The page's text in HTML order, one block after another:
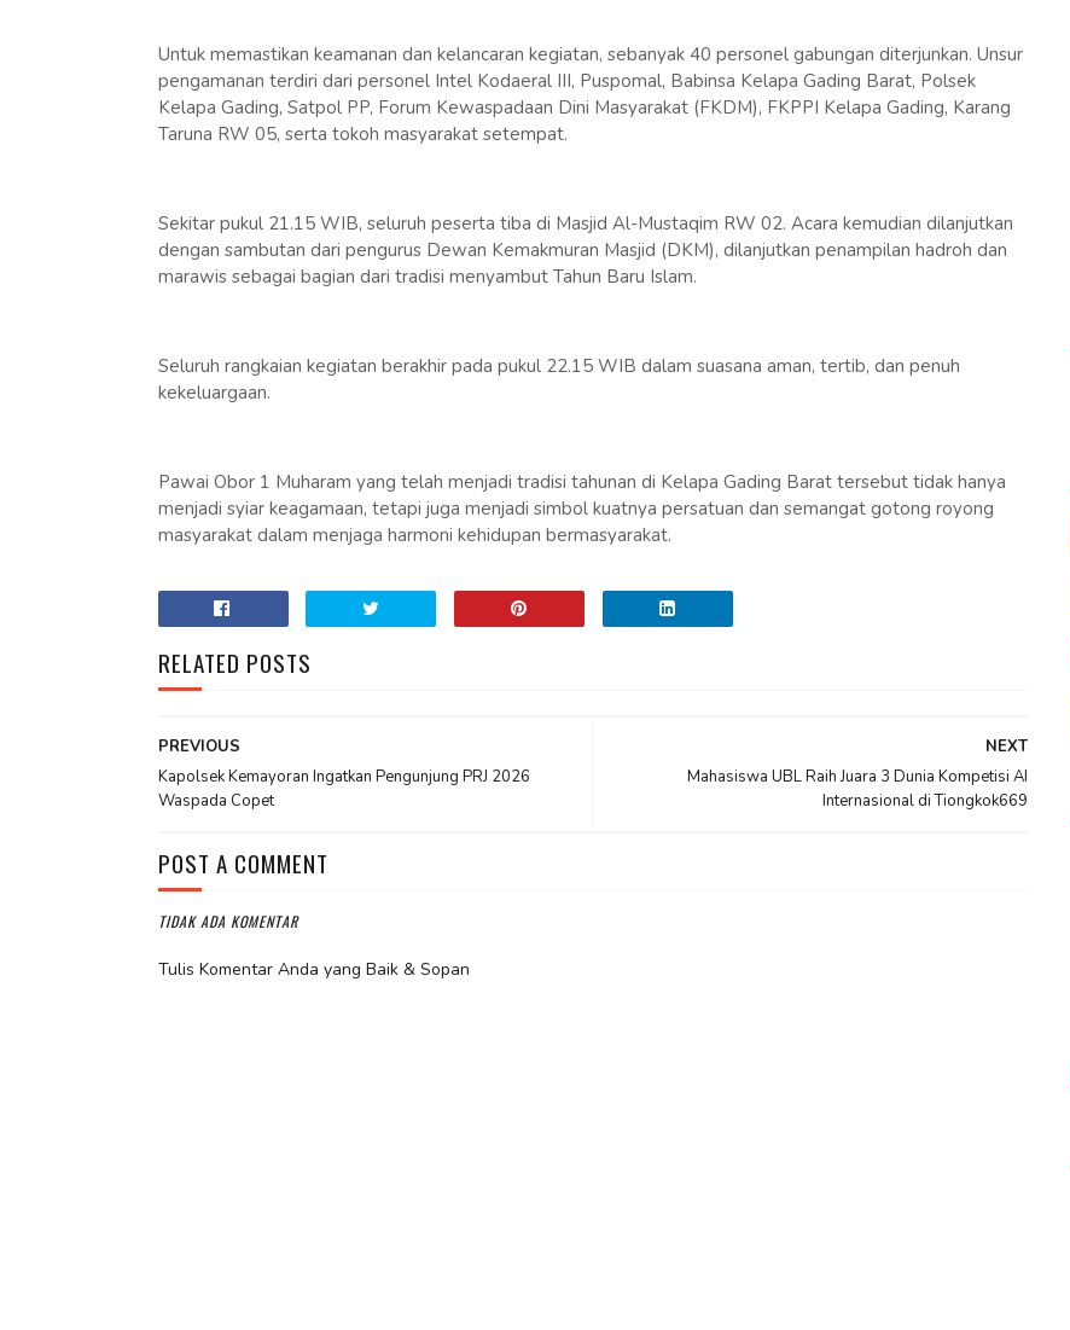
Untuk memastikan keamanan dan kelancaran kegiatan, sebanyak 40 personel gabungan diterjunkan. Unsur
pengamanan terdiri dari personel Intel Kodaeral III, Puspomal, Babinsa Kelapa Gading Barat, Polsek
Kelapa Gading, Satpol PP, Forum Kewaspadaan Dini Masyarakat (FKDM), FKPPI Kelapa Gading, Karang
Taruna RW 05, serta tokoh masyarakat setempat.
Sekitar pukul 21.15 WIB, seluruh peserta tiba di Masjid Al-Mustaqim RW 02. Acara kemudian dilanjutkan
dengan sambutan dari pengurus Dewan Kemakmuran Masjid (DKM), dilanjutkan penampilan hadroh dan
marawis sebagai bagian dari tradisi menyambut Tahun Baru Islam.
Seluruh rangkaian kegiatan berakhir pada pukul 22.15 WIB dalam suasana aman, tertib, dan penuh
kekeluargaan.
Pawai Obor 1 Muharam yang telah menjadi tradisi tahunan di Kelapa Gading Barat tersebut tidak hanya
menjadi syiar keagamaan, tetapi juga menjadi simbol kuatnya persatuan dan semangat gotong royong
masyarakat dalam menjaga harmoni kehidupan bermasyarakat.
RELATED POSTS
NEXT
Mahasiswa UBL Raih Juara 3 Dunia Kompetisi AI
Internasional di Tiongkok669
PREVIOUS
Kapolsek Kemayoran Ingatkan Pengunjung PRJ 2026
Waspada Copet
POST A COMMENT
TIDAK ADA KOMENTAR
Tulis Komentar Anda yang Baik & Sopan